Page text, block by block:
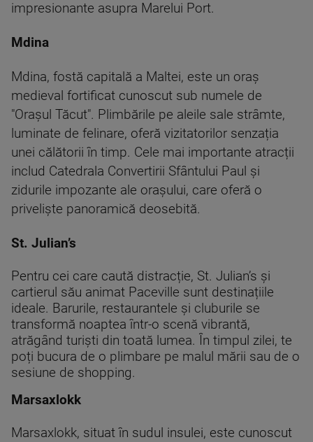
impresionante asupra Marelui Port.
Mdina
Mdina, fostă capitală a Maltei, este un oraș
medieval fortificat cunoscut sub numele de
"Orașul Tăcut". Plimbările pe aleile sale strâmte,
luminate de felinare, oferă vizitatorilor senzația
unei călătorii în timp. Cele mai importante atracții
includ Catedrala Convertirii Sfântului Paul și
zidurile impozante ale orașului, care oferă o
priveliște panoramică deosebită.
St. Julian’s
Pentru cei care caută distracție, St. Julian’s și
cartierul său animat Paceville sunt destinațiile
ideale. Barurile, restaurantele și cluburile se
transformă noaptea într-o scenă vibrantă,
atrăgând turiști din toată lumea. În timpul zilei, te
poți bucura de o plimbare pe malul mării sau de o
sesiune de shopping.
Marsaxlokk
Marsaxlokk, situat în sudul insulei, este cunoscut